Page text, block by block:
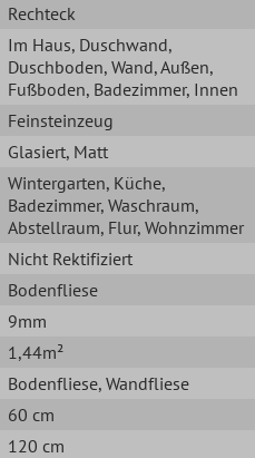
Rechteck
Im Haus, Duschwand,
Duschboden, Wand, Außen,
Fußboden, Badezimmer, Innen
Feinsteinzeug
Glasiert, Matt
Wintergarten, Küche,
Badezimmer, Waschraum,
Abstellraum, Flur, Wohnzimmer
Nicht Rektifiziert
Bodenfliese
9mm
1,44m²
Bodenfliese, Wandfliese
60 cm
120 cm